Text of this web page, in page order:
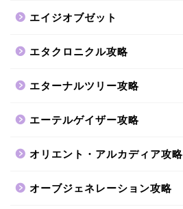
エイジオブゼット
エタクロニクル攻略
エターナルツリー攻略
エーテルゲイザー攻略
オリエント・アルカディア攻略
オーブジェネレーション攻略